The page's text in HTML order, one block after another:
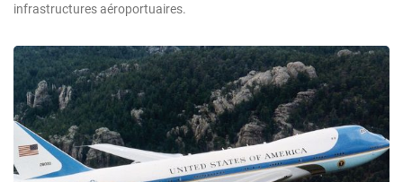
infrastructures aéroportuaires.